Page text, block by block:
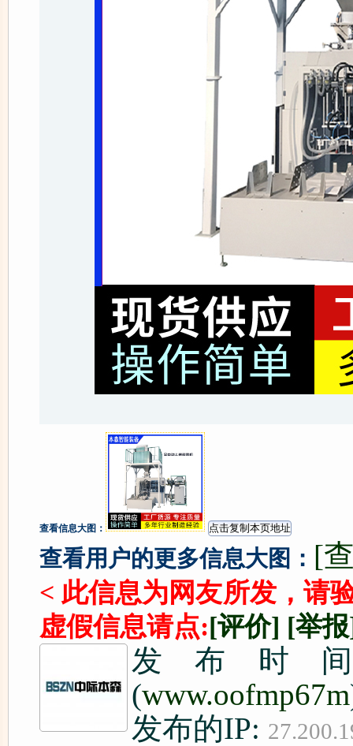
查看信息大图：
查看用户的更多信息大图： [
< 此信息为网友所发，请
虚假信息请点:[评价] [举
发布时间:
(www.oofmp67m
发布的IP: